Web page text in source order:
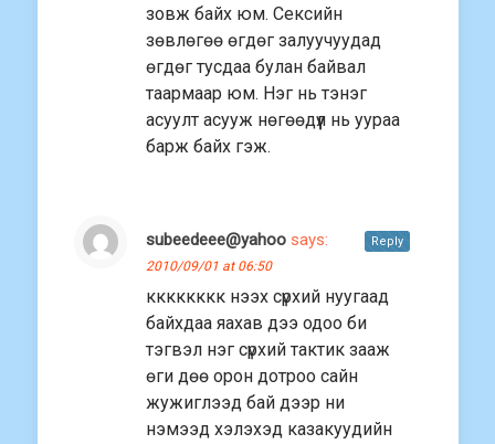
зовж байх юм. Сексийн
зөвлөгөө өгдөг залуучуудад
өгдөг тусдаа булан байвал
таармаар юм. Нэг нь тэнэг
асуулт асууж нөгөөдүүл нь уураа
барж байх гэж.
subeedeee@yahoo says:
2010/09/01 at 06:50
кккккккк нээх сүрхий нуугаад
байхдаа яахав дээ одоо би
тэгвэл нэг сүрхий тактик зааж
өги дөө орон дотроо сайн
жужиглээд бай дээр ни
нэмээд хэлэхэд казакуудийн
Reply